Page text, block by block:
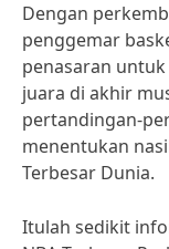
Dengan
penggemar
penasaran
juara di akhir
pertandingan-
menentukan
Terbesar Dunia.
Itulah sedikit